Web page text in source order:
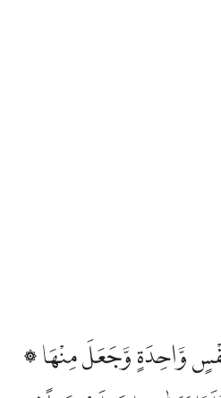
۞ هُوَ الَّذِيْ خَلَقَكُمْ مِّنْ نَّفْسٍ وَّاحِدَةٍ وَّجَعَلَ مِنْهَا